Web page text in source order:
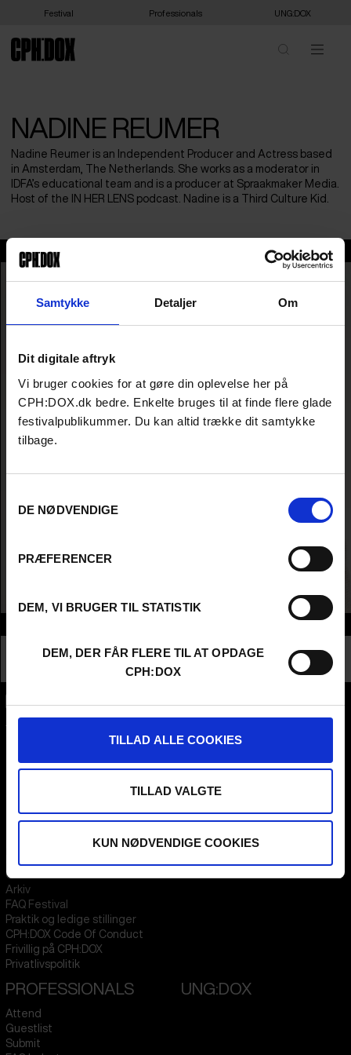
Samtykke Detaljer Om
Dit digitale aftryk
Vi bruger cookies for at gøre din oplevelse her på
CPH:DOX.dk bedre. Enkelte bruges til at finde flere glade
festivalpublikummer. Du kan altid trække dit samtykke
tilbage.
DE NØDVENDIGE
PRÆFERENCER
DEM, VI BRUGER TIL STATISTIK
DEM, DER FÅR FLERE TIL AT OPDAGE
CPH:DOX
TILLAD ALLE COOKIES
TILLAD VALGTE
KUN NØDVENDIGE COOKIES
Festival Professionals UNG:DOX
NADINE REUMER
Nadine Reumer is an Independent Producer and Actress based
in Amsterdam, The Netherlands. She works as a moderator in
IDFA’s educational team and is a producer at Spraakmaker Media.
Host of the IN HER LENS podcast. Nadine is a Third Culture Kid.
Nadine Reumer
Nationalitet
Netherlands
Producer
CPH:DOX
Denmark
FESTIVAL 2026 DA
Om os
Arkiv
FAQ Festival
Praktik og ledige stillinger
CPH:DOX Code Of Conduct
Frivillig på CPH:DOX
Privatlivspolitik
STREAMING
KLUB:DOX
PROFESSIONALS
Attend
Guestlist
Submit
UNG:DOX